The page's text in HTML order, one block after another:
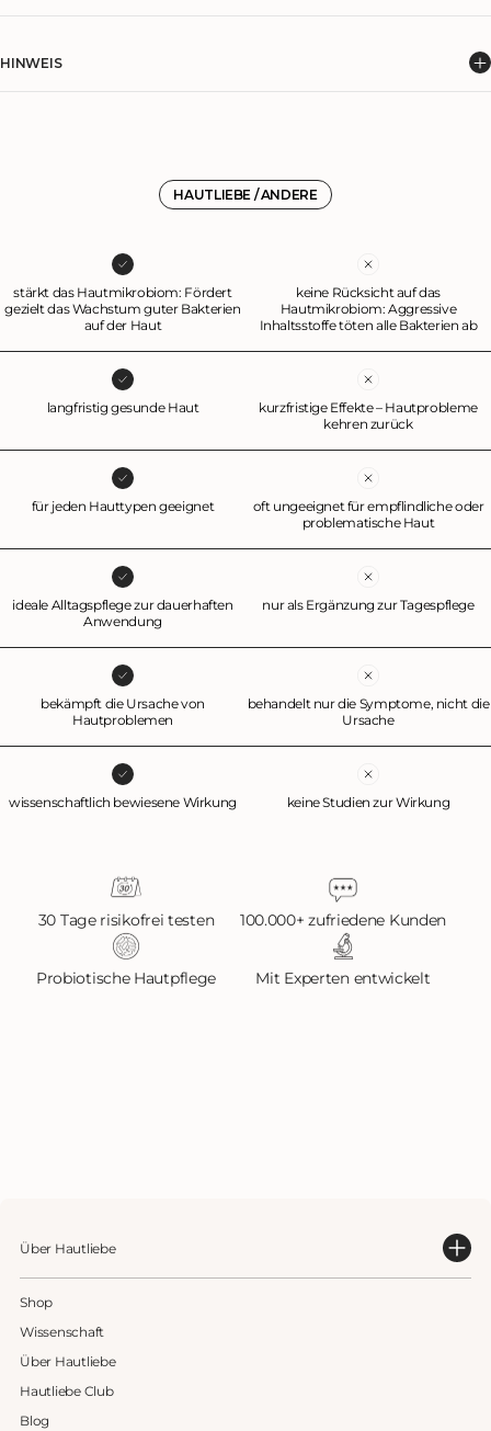
HINWEIS
sich die probiotische Pflege problemlos mit anderen Produkten (z.B. Make Up
oder Sonnenschutz) kombinieren.HAUTLIEBE / ANDERE
stärkt das Hautmikrobiom: Fördert
gezielt das Wachstum guter Bakterien
auf der Haut
keine Rücksicht auf das
Hautmikrobiom: Aggressive
Inhaltsstoffe töten alle Bakterien ab
langfristig gesunde Haut
kurzfristige Effekte – Hautprobleme
kehren zurück
für jeden Hauttypen geeignet
oft ungeeignet für empflindliche oder
problematische Haut
ideale Alltagspflege zur dauerhaften
Anwendung
nur als Ergänzung zur Tagespflege
bekämpft die Ursache von
Hautproblemen
behandelt nur die Symptome, nicht die
Ursache
wissenschaftlich bewiesene Wirkung keine Studien zur Wirkung
30 Tage risikofrei testen 100.000+ zufriedene Kunden
Probiotische Hautpflege Mit Experten entwickelt
Über Hautliebe
Shop
Wissenschaft
Über Hautliebe
Hautliebe Club
Blog